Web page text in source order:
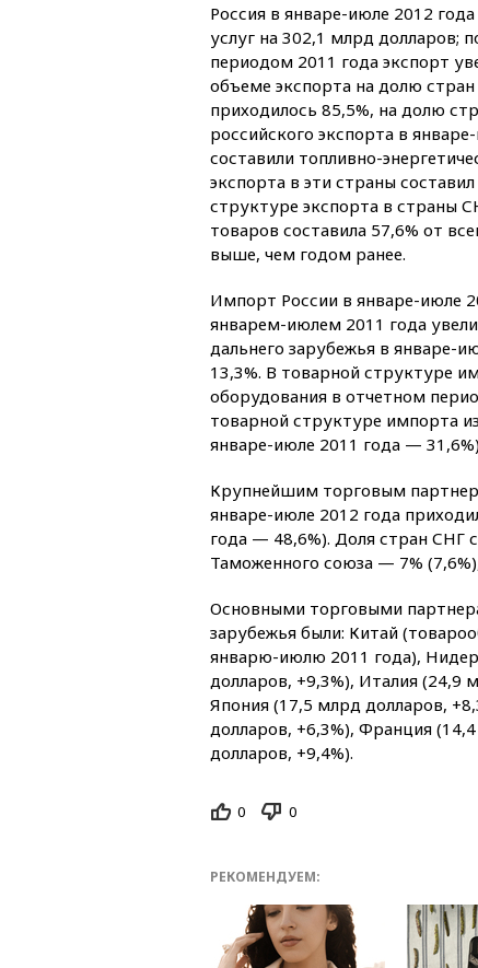
Россия в январе-июле 2012
услуг на 302,1 млрд долларов;
периодом 2011 года экспорт
объеме экспорта на долю
приходилось 85,5%, на долю
российского экспорта в
составили топливно-
экспорта в эти страны
структуре экспорта в страны
товаров составила 57,6% от
выше, чем годом ранее.
Импорт России в январе-июле
январем-июлем 2011 года
дальнего зарубежья в январе-
13,3%. В товарной структуре
оборудования в отчетном
товарной структуре импорта
январе-июле 2011 года —
Крупнейшим торговым
январе-июле 2012 года
года — 48,6%). Доля стран СНГ
Таможенного союза — 7%
Основными торговыми
зарубежья были: Китай
январю-июлю 2011 года),
долларов, +9,3%), Италия (24,9
Япония (17,5 млрд долларов,
долларов, +6,3%), Франция
долларов, +9,4%).
0 0
РЕКОМЕНДУЕМ: